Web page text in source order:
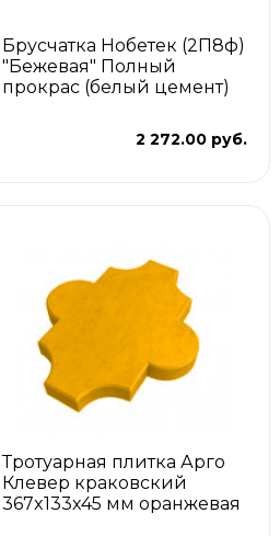
Брусчатка Нобетек (2П8ф)
"Бежевая" Полный
прокрас (белый цемент)
2 272.00 руб.
Тротуарная плитка Арго
Клевер краковский
367x133x45 мм оранжевая